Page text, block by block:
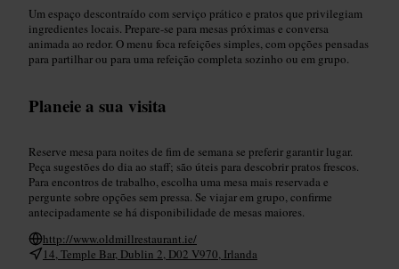
Um espaço descontraído com serviço prático e pratos que privilegiam
ingredientes locais. Prepare-se para mesas próximas e conversa
animada ao redor. O menu foca refeições simples, com opções pensadas
para partilhar ou para uma refeição completa sozinho ou em grupo.
Planeie a sua visita
Reserve mesa para noites de fim de semana se preferir garantir lugar.
Peça sugestões do dia ao staff; são úteis para descobrir pratos frescos.
Para encontros de trabalho, escolha uma mesa mais reservada e
pergunte sobre opções sem pressa. Se viajar em grupo, confirme
antecipadamente se há disponibilidade de mesas maiores.
http://www.oldmillrestaurant.ie/
14, Temple Bar, Dublin 2, D02 V970, Irlanda